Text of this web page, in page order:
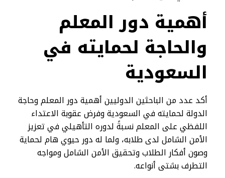
أهمية دور المعلم
والحاجة لحمايته في
السعودية
أكد عدد من الباحثين الدوليين أهمية دور المعلم وحاجة
الدولة لحمايته في السعودية وفرض عقوبة الاعتداء
اللفظي على المعلم نسبةً لدوره التأهيلي في تعزيز
الأمن الشامل لدى طلابه، ولما له دور حيوي هام لحماية
وصون أفكار الطلاب وتحقيق الأمن الشامل ومواجه
التطرف بشتى أنواعه.